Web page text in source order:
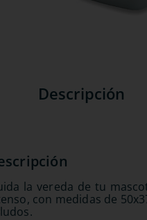
Descripción
la vereda de tu
con medidas de